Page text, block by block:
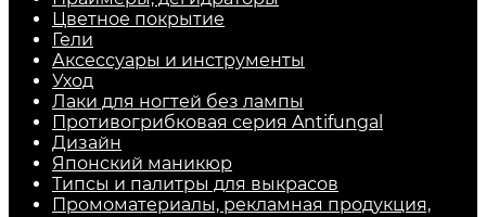
Цветное покрытие
Гели
Аксессуары и инструменты
Уход
Лаки для ногтей без лампы
Противогрибковая серия Antifungal
Дизайн
Японский маникюр
Типсы и палитры для выкрасов
Промоматериалы, рекламная продукция,